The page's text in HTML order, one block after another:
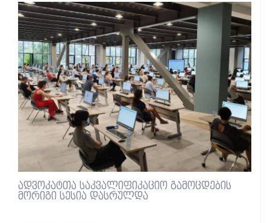
ადვოკატთა საკვალიფიკაციო გამოცდების
მორიგი სესია დასრულდა